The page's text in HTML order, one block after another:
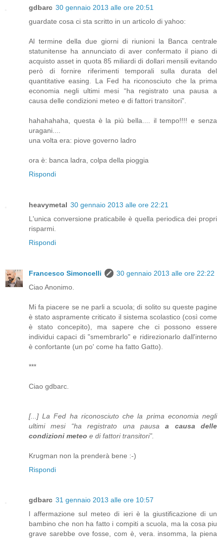
gdbarc 30 gennaio 2013 alle ore 20:51
guardate cosa ci sta scritto in un articolo di yahoo:
Al termine della due giorni di riunioni la Banca centrale
statunitense ha annunciato di aver confermato il piano di
acquisto asset in quota 85 miliardi di dollari mensili evitando
però di fornire riferimenti temporali sulla durata del
quantitative easing. La Fed ha riconosciuto che la prima
economia negli ultimi mesi “ha registrato una pausa a
causa delle condizioni meteo e di fattori transitori”.
hahahahaha, questa è la più bella.... il tempo!!!! e senza
uragani....
una volta era: piove governo ladro
ora è: banca ladra, colpa della pioggia
Rispondi
heavymetal 30 gennaio 2013 alle ore 22:21
L'unica conversione praticabile è quella periodica dei propri
risparmi.
Rispondi
Francesco Simoncelli
30 gennaio 2013 alle ore 22:22
Ciao Anonimo.
Mi fa piacere se ne parli a scuola; di solito su queste pagine
è stato aspramente criticato il sistema scolastico (così come
è stato concepito), ma sapere che ci possono essere
individui capaci di "smembrarlo" e ridirezionarlo dall'interno
è confortante (un po' come ha fatto Gatto).
***
Ciao gdbarc.
[...] La Fed ha riconosciuto che la prima economia negli
ultimi mesi “ha registrato una pausaa causa delle
condizioni meteo e di fattori transitori”.
Krugman non la prenderà bene :-)
Rispondi
gdbarc 31 gennaio 2013 alle ore 10:57
l affermazione sul meteo di ieri è la giustificazione di un
bambino che non ha fatto i compiti a scuola, ma la cosa piu
grave sarebbe ove fosse, com è, vera. insomma, la piena